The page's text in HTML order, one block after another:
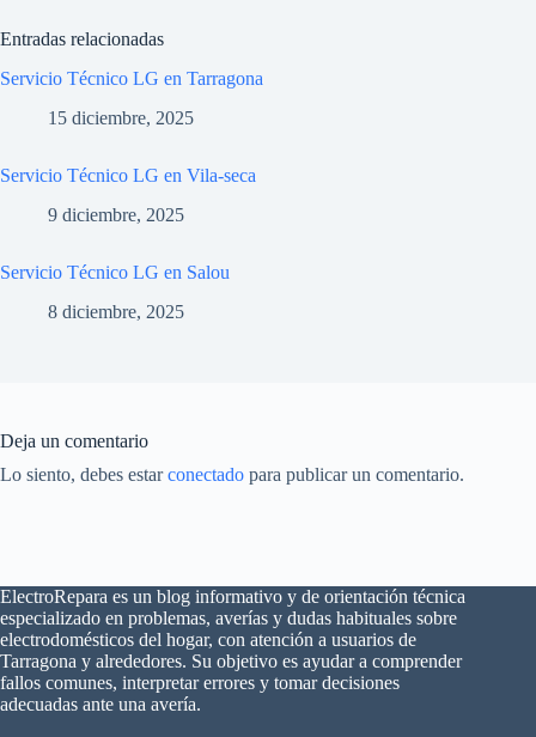
Entradas relacionadas
Servicio Técnico LG en Tarragona
15 diciembre, 2025
Servicio Técnico LG en Vila-seca
9 diciembre, 2025
Servicio Técnico LG en Salou
8 diciembre, 2025
Deja un comentario
Lo siento, debes estarconectado para publicar un comentario.
ElectroRepara es un blog informativo y de orientación técnica
especializado en problemas, averías y dudas habituales sobre
electrodomésticos del hogar, con atención a usuarios de
Tarragona y alrededores. Su objetivo es ayudar a comprender
fallos comunes, interpretar errores y tomar decisiones
adecuadas ante una avería.